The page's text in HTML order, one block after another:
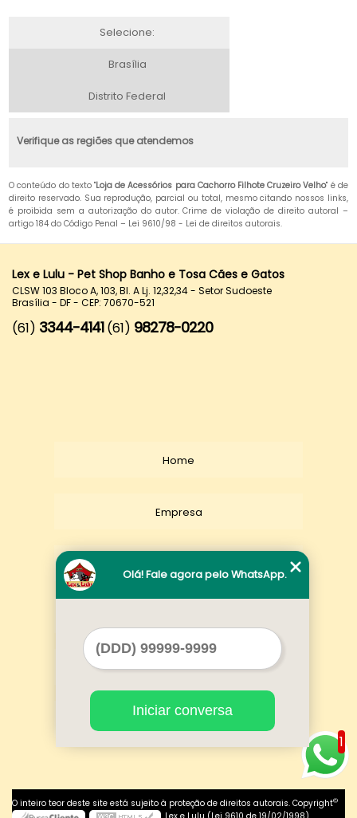
Selecione:
Brasília
Distrito Federal
Verifique as regiões que atendemos
O conteúdo do texto "Loja de Acessórios para Cachorro Filhote Cruzeiro Velho" é de
direito reservado. Sua reprodução, parcial ou total, mesmo citando nossos links,
é proibida sem a autorização do autor. Crime de violação de direito autoral –
artigo 184 do Código Penal – Lei 9610/98 - Lei de direitos autorais.
Lex e Lulu - Pet Shop Banho e Tosa Cães e Gatos
CLSW 103 Bloco A, 103, Bl. A Lj. 12,32,34 - Setor Sudoeste
Brasília - DF - CEP: 70670-521
(61) 3344-4141 (61) 98278-0220
Home
Empresa
Contato
Mapa do site
O inteiro teor deste site está sujeito à proteção de direitos autorais. Copyright©
1
Olá! Fale agora pelo WhatsApp.
Iniciar conversa